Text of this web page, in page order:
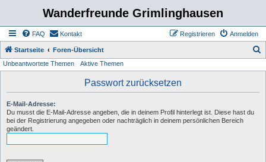
Wanderfreunde Grimlinghausen
FAQ Kontakt Anmelden
Registrieren
Startseite Foren-Übersicht
Unbeantwortete Themen Aktive Themen
Passwort zurücksetzen
E-Mail-Adresse:
Du musst die E-Mail-Adresse angeben, die in deinem Profil hinterlegt ist. Diese hast du
bei der Registrierung angegeben oder nachträglich in deinem persönlichen Bereich
geändert.